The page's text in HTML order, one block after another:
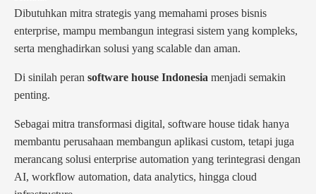
Dibutuhkan mitra strategis yang memahami proses bisnis
enterprise, mampu membangun integrasi sistem yang kompleks,
serta menghadirkan solusi yang scalable dan aman.
Di sinilah peran software house Indonesia menjadi semakin
penting.
Sebagai mitra transformasi digital, software house tidak hanya
membantu perusahaan membangun aplikasi custom, tetapi juga
merancang solusi enterprise automation yang terintegrasi dengan
AI, workflow automation, data analytics, hingga cloud